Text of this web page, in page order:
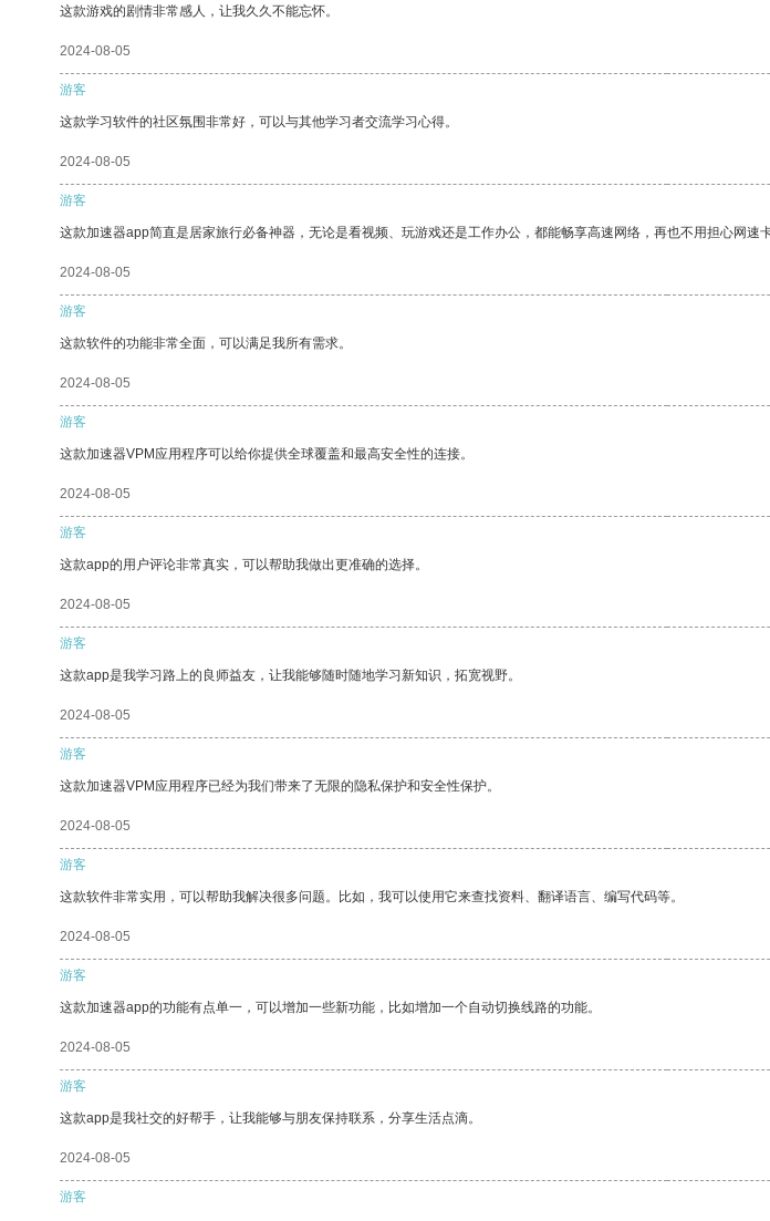
这款游戏的剧情非常感人，让我久久不能忘怀。
2024-08-05
游客
这款学习软件的社区氛围非常好，可以与其他学习者交流学习心得。
2024-08-05
游客
这款加速器app简直是居家旅行必备神器，无论是看视频、玩游戏还是工作办公，都能畅享高速网络，再也不用担心网速卡
2024-08-05
游客
这款软件的功能非常全面，可以满足我所有需求。
2024-08-05
游客
这款加速器VPM应用程序可以给你提供全球覆盖和最高安全性的连接。
2024-08-05
游客
这款app的用户评论非常真实，可以帮助我做出更准确的选择。
2024-08-05
游客
这款app是我学习路上的良师益友，让我能够随时随地学习新知识，拓宽视野。
2024-08-05
游客
这款加速器VPM应用程序已经为我们带来了无限的隐私保护和安全性保护。
2024-08-05
游客
这款软件非常实用，可以帮助我解决很多问题。比如，我可以使用它来查找资料、翻译语言、编写代码等。
2024-08-05
游客
这款加速器app的功能有点单一，可以增加一些新功能，比如增加一个自动切换线路的功能。
2024-08-05
游客
这款app是我社交的好帮手，让我能够与朋友保持联系，分享生活点滴。
2024-08-05
游客